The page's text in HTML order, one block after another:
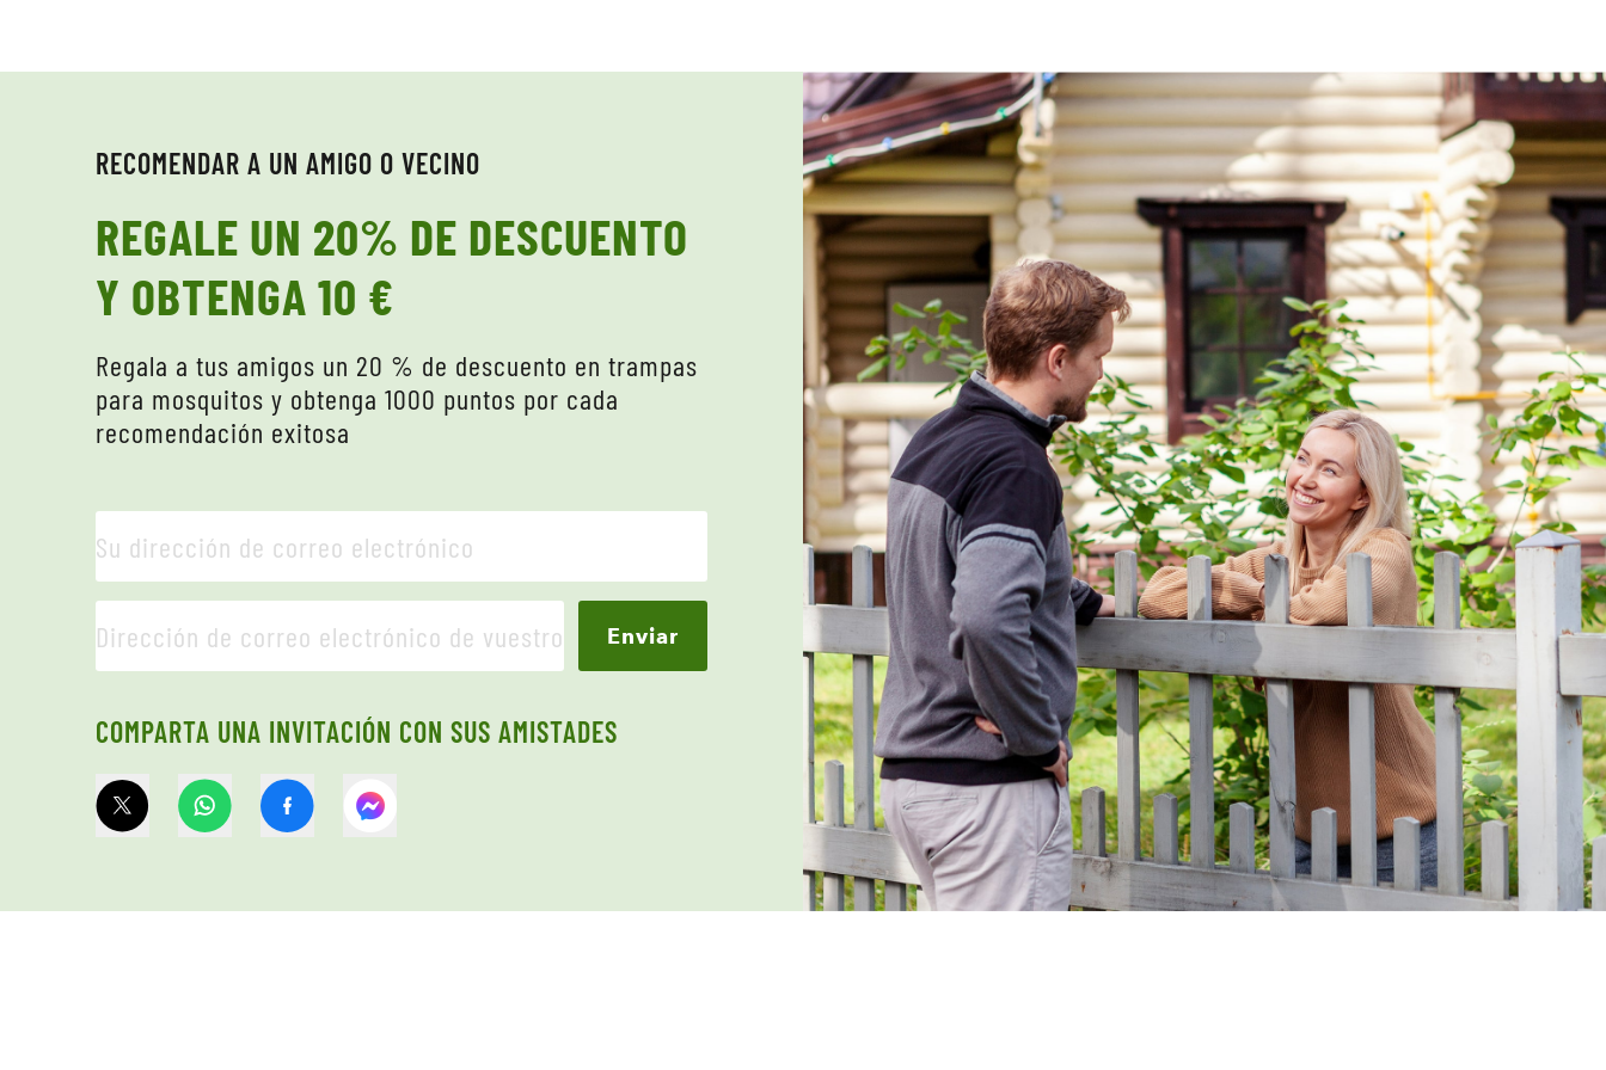
RECOMENDAR A UN AMIGO O VECINO
REGALE UN 20% DE DESCUENTO
Y OBTENGA 10 €
Regala a tus amigos un 20 % de descuento en trampas
para mosquitos y obtenga 1000 puntos por cada
recomendación exitosa
Enviar
COMPARTA UNA INVITACIÓN CON SUS AMISTADES